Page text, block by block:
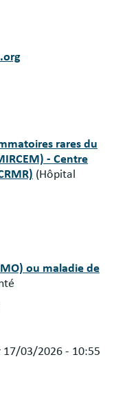
rares du
- Centre
(Hôpital
ou maladie de
17/03/2026 - 10:55